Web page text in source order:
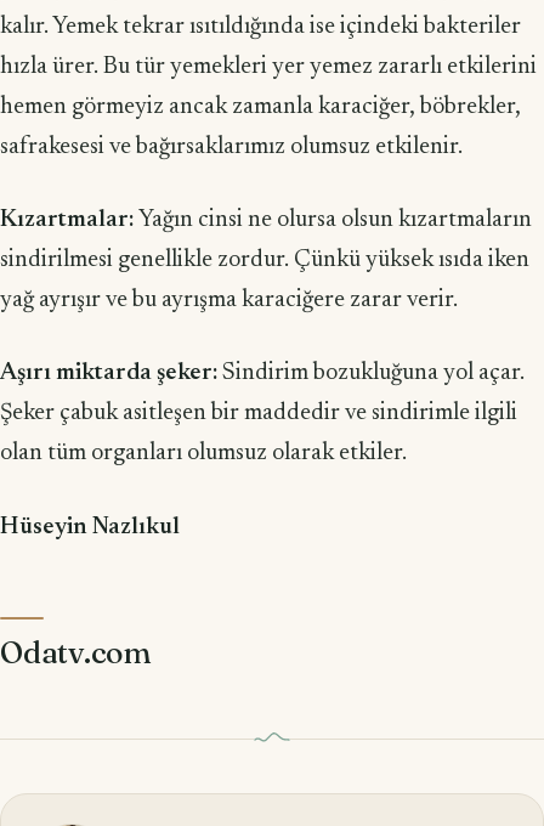
kalır. Yemek tekrar ısıtıldığında ise içindeki bakteriler
hızla ürer. Bu tür yemekleri yer yemez zararlı etkilerini
hemen görmeyiz ancak zamanla karaciğer, böbrekler,
safrakesesi ve bağırsaklarımız olumsuz etkilenir.
Kızartmalar: Yağın cinsi ne olursa olsun kızartmaların
sindirilmesi genellikle zordur. Çünkü yüksek ısıda iken
yağ ayrışır ve bu ayrışma karaciğere zarar verir.
Aşırı miktarda şeker: Sindirim bozukluğuna yol açar.
Şeker çabuk asitleşen bir maddedir ve sindirimle ilgili
olan tüm organları olumsuz olarak etkiler.
Hüseyin Nazlıkul
Odatv.com